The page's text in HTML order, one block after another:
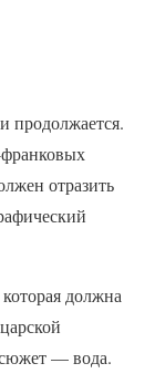
продолжается.
отразить
должна
— вода.